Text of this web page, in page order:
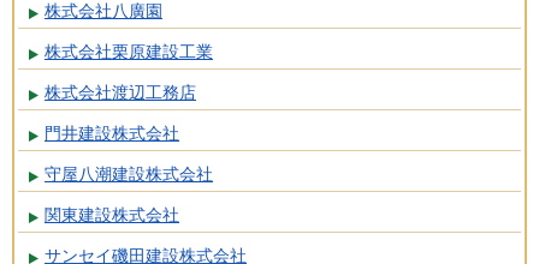
株式会社八廣園
株式会社栗原建設工業
株式会社渡辺工務店
門井建設株式会社
守屋八潮建設株式会社
関東建設株式会社
サンセイ磯田建設株式会社